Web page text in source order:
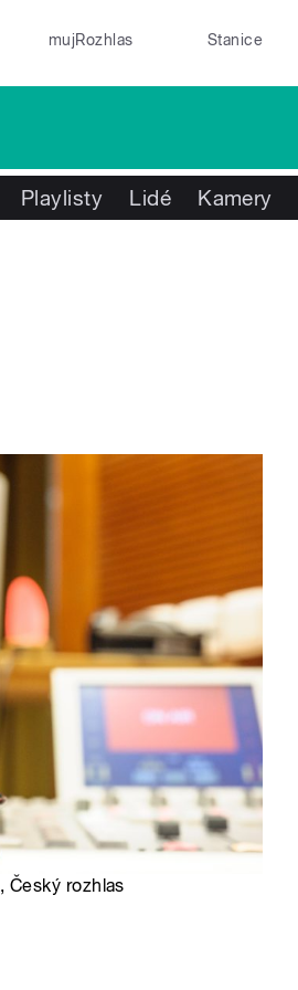
mujRozhlas Stanice
Playlisty Lidé Kamery
, Český rozhlas